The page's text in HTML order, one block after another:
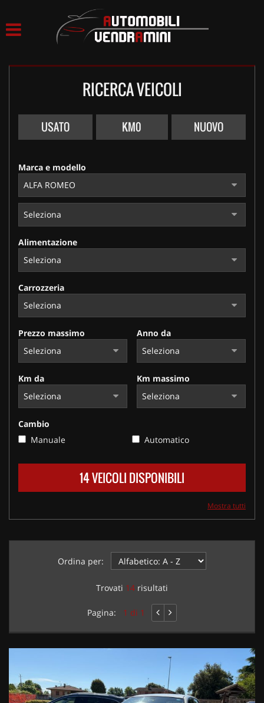
ASSISTENZA
RICERCA VEICOLI
USATO KM0 NUOVO
Marca e modello
Alimentazione
Carrozzeria
Prezzo massimo Anno da
Km da Km massimo
Cambio
Manuale
Automatico
14 VEICOLI DISPONIBILI
Mostra tutti
Ordina per:
Trovati 14 risultati
Pagina: 1 di 1